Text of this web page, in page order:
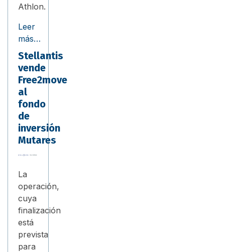
Athlon.
Leer
más…
Stellantis
vende
Free2move
al
fondo
de
inversión
Mutares
La
operación,
cuya
finalización
está
prevista
para